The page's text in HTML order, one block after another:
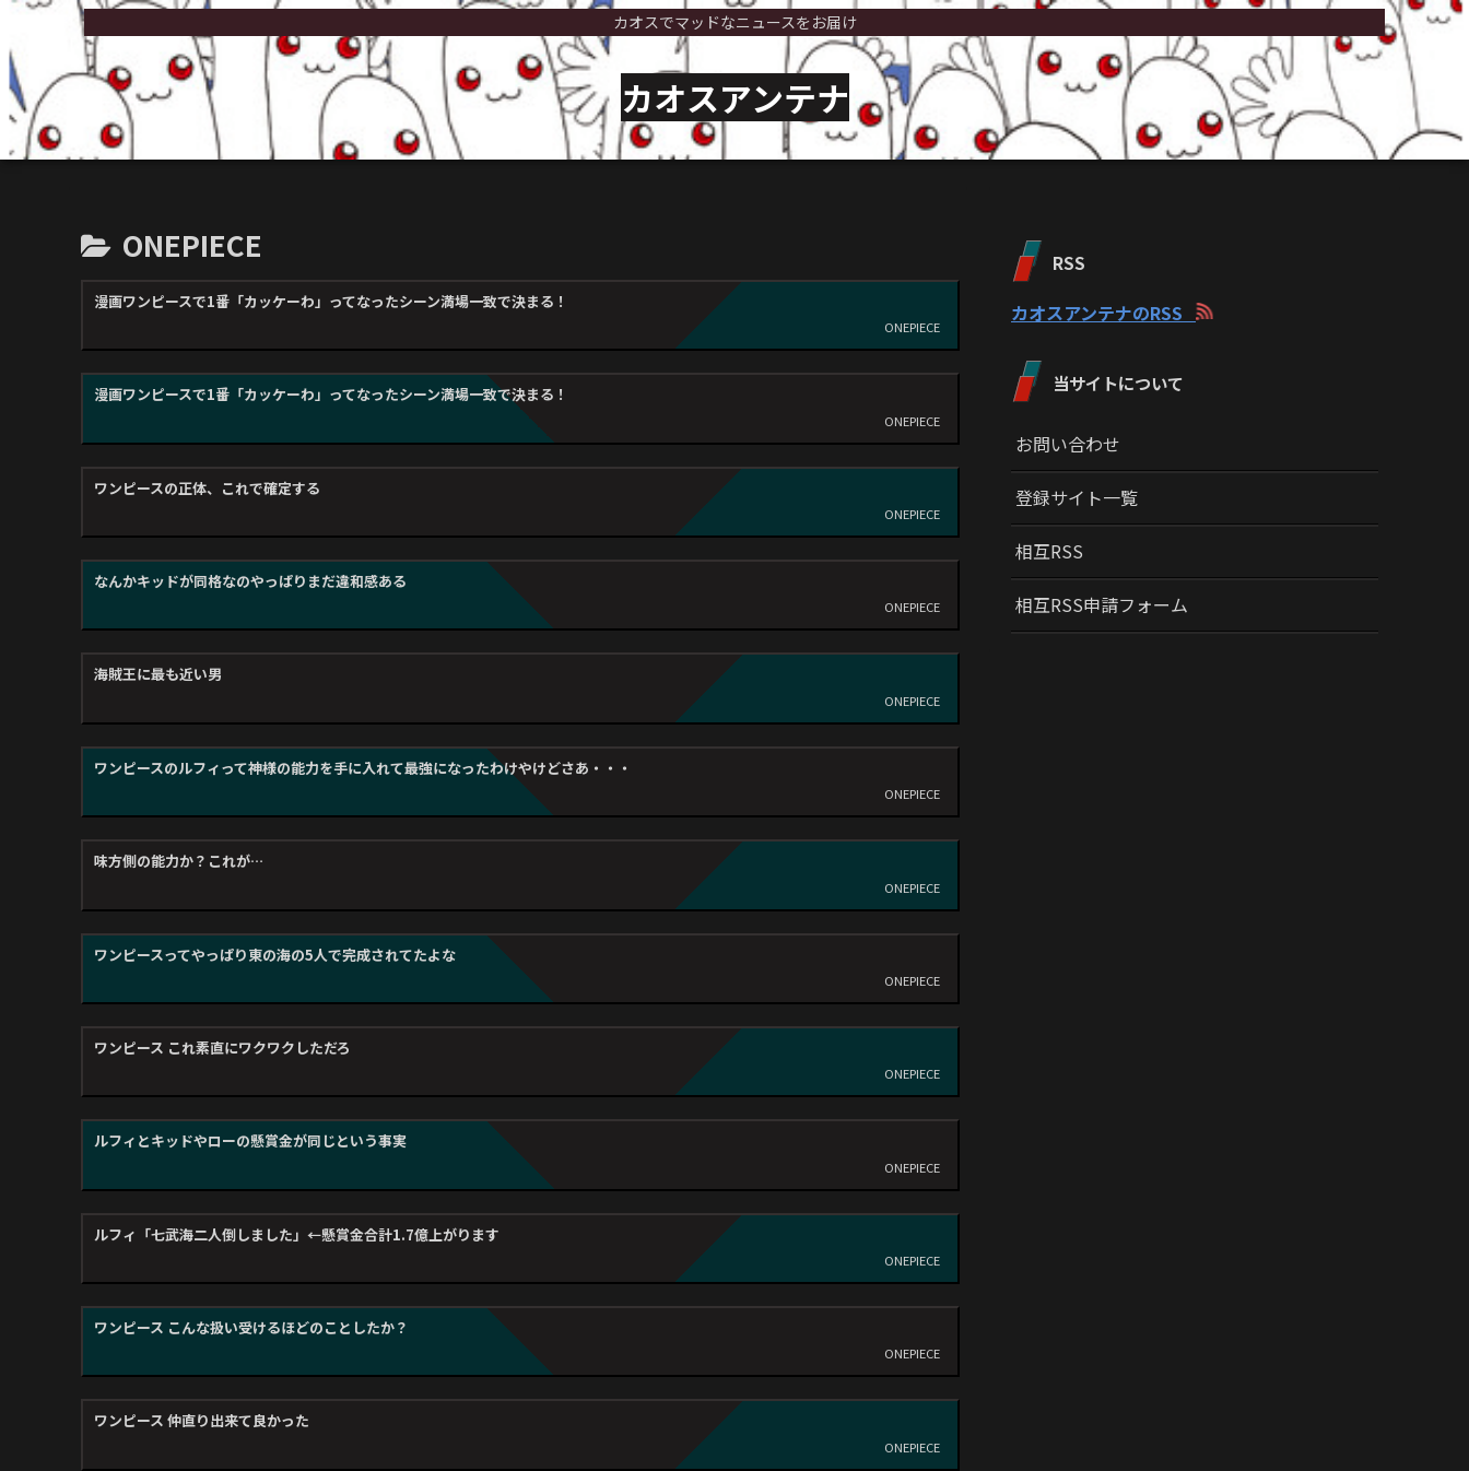
カオスでマッドなニュースをお届け
カオスアンテナ
ONEPIECE
漫画ワンピースで1番「カッケーわ」ってなったシーン満場一致で決まる！
ONEPIECE
漫画ワンピースで1番「カッケーわ」ってなったシーン満場一致で決まる！
ONEPIECE
ワンピースの正体、これで確定する
ONEPIECE
なんかキッドが同格なのやっぱりまだ違和感ある
ONEPIECE
海賊王に最も近い男
ONEPIECE
ワンピースのルフィって神様の能力を手に入れて最強になったわけやけどさあ・・・
ONEPIECE
味方側の能力か？これが…
ONEPIECE
ワンピースってやっぱり東の海の5人で完成されてたよな
ONEPIECE
ワンピース これ素直にワクワクしただろ
ONEPIECE
ルフィとキッドやローの懸賞金が同じという事実
ONEPIECE
ルフィ「七武海二人倒しました」←懸賞金合計1.7億上がります
ONEPIECE
ワンピース こんな扱い受けるほどのことしたか？
ONEPIECE
ワンピース 仲直り出来て良かった
ONEPIECE
RSS
カオスアンテナのRSS
当サイトについて
お問い合わせ
登録サイト一覧
相互RSS
相互RSS申請フォーム